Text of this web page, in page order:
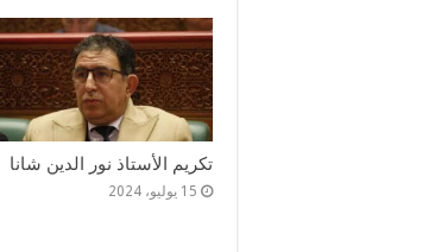
تكريم الأستاذ نور الدين شانا
15 يوليو، 2024